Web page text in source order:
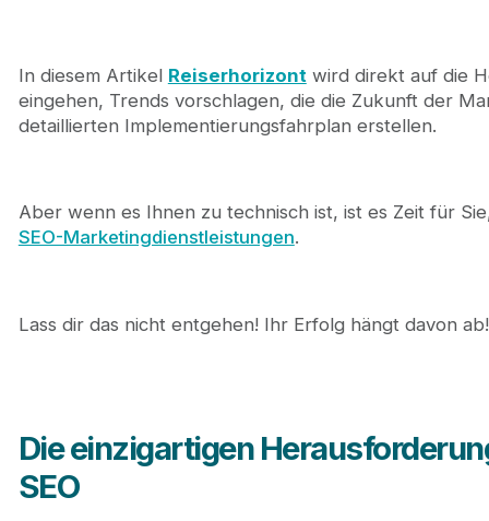
✅ 6. Messen Sie, was tatsächlich funktioniert
Journeyhorizon: Ihr Wachstumspartner für
In diesem Artikel Reiserhorizont wird direkt auf die
eingehen, Trends vorschlagen, die die Zukunft der
detaillierten Implementierungsfahrplan erstellen.
Aber wenn es Ihnen zu technisch ist, ist es Zeit für
SEO-Marketingdienstleistungen.
Lass dir das nicht entgehen! Ihr Erfolg hängt davon ab!
Die einzigartigen
SEO